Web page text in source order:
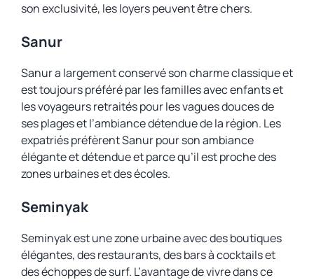
son exclusivité, les loyers peuvent être chers.
Sanur
Sanur a largement conservé son charme classique et
est toujours préféré par les familles avec enfants et
les voyageurs retraités pour les vagues douces de
ses plages et l’ambiance détendue de la région. Les
expatriés préfèrent Sanur pour son ambiance
élégante et détendue et parce qu’il est proche des
zones urbaines et des écoles.
Seminyak
Seminyak est une zone urbaine avec des boutiques
élégantes, des restaurants, des bars à cocktails et
des échoppes de surf. L’avantage de vivre dans ce